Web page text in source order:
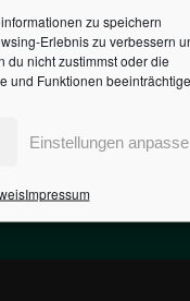
zu speichern
Erlebnis zu verbessern
du nicht zustimmst oder die
und Funktionen
Einstellungen
Impressum
DER
IN DEUTSCHLAND